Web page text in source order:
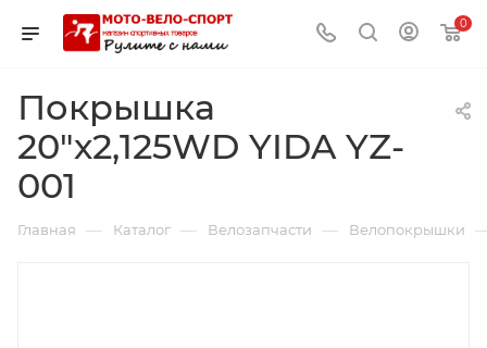
0
Покрышка
20"х2,125WD YIDA YZ-
001
Главная — Каталог — Велозапчасти — Велопокрышки